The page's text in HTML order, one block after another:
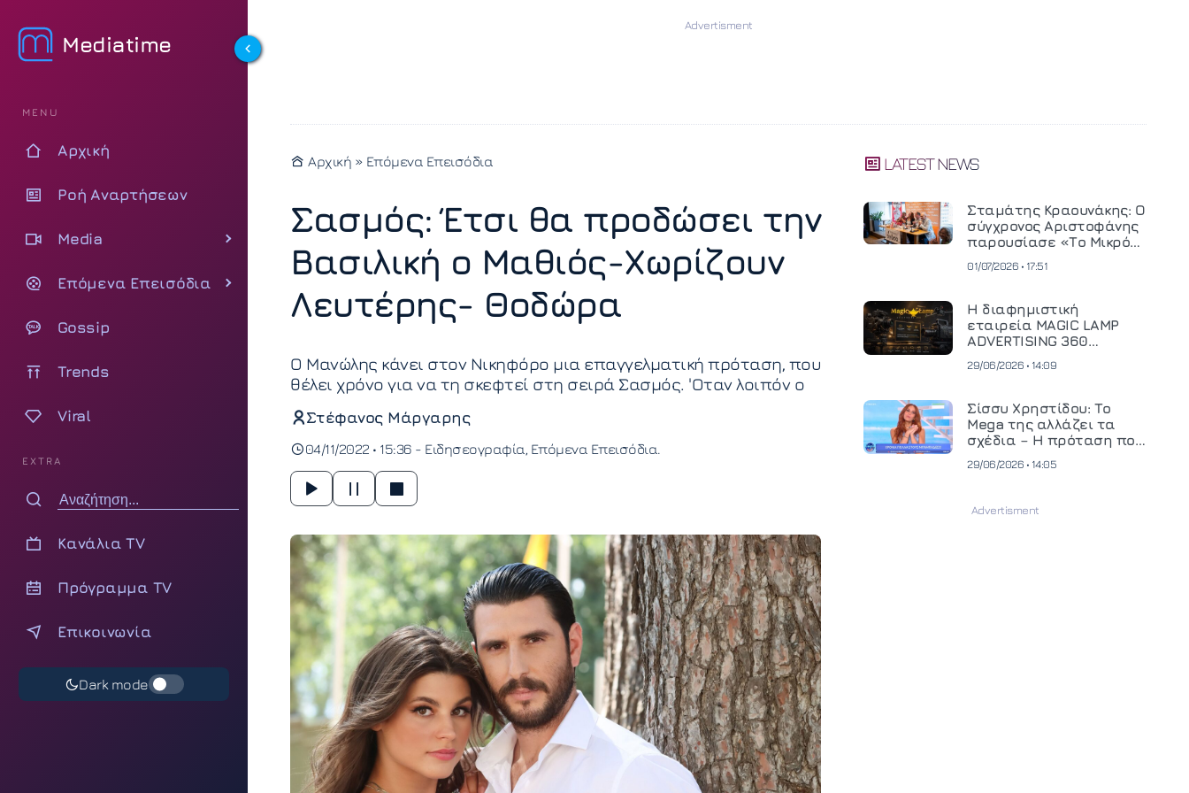
Mediatime
MENU
Αρχική
Ροή Αναρτήσεων
Media
Επόμενα Επεισόδια
Gossip
Trends
Viral
EXTRA
Κανάλια TV
Πρόγραμμα TV
Επικοινωνία
Dark mode
Αρχική » Επόμενα Επεισόδια
Σασμός: Έτσι θα προδώσει την
Βασιλική ο Μαθιός-Χωρίζουν
Λευτέρης- Θοδώρα
Ο Μανώλης κάνει στον Νικηφόρο μια επαγγελματική πρόταση, που
θέλει χρόνο για να τη σκεφτεί στη σειρά Σασμός. 'Οταν λοιπόν ο
Στέφανος Μάργαρης
04/11/2022 • 15:36 - Ειδησεογραφία Επόμενα Επεισόδια
LATEST NEWS
Σταμάτης Κραουνάκης: Ο
σύγχρονος Αριστοφάνης
παρουσίασε «Το Μικρό
01/07/2026 • 17:51
Η διαφημιστική
εταιρεία MAGIC LAMP
ADVERTISING 360
κινηματογραφική
και ανεβάζει τον πήχη
στην παραγωγή
οπτικοακουστικού
περιεχομένου
29/06/2026 • 14:09
Σίσσυ Χρηστίδου: Το
Mega της αλλάζει τα
σχέδια – Η πρόταση που
29/06/2026 • 14:05